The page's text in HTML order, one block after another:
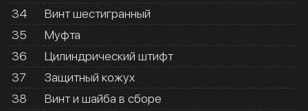
34
Винт шестигранный
35
Муфта
36
Цилиндрический штифт
37
Защитный кожух
38
Винт и шайба в сборе